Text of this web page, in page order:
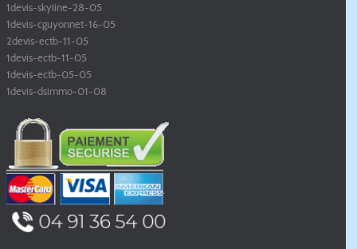
1devis-skyline-28-05
1devis-cguyonnet-16-05
2devis-ectb-11-05
1devis-ectb-11-05
1devis-ectb-05-05
1devis-dsimmo-01-08